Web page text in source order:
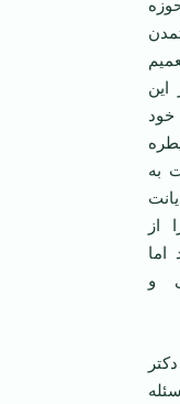
این
خود
به
از
اما
و